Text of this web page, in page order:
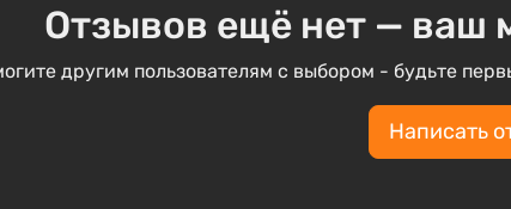
Отзывов ещё нет — ваш
другим пользователям с выбором - будьте
Написать